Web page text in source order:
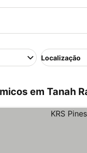
Localização
em Tanah